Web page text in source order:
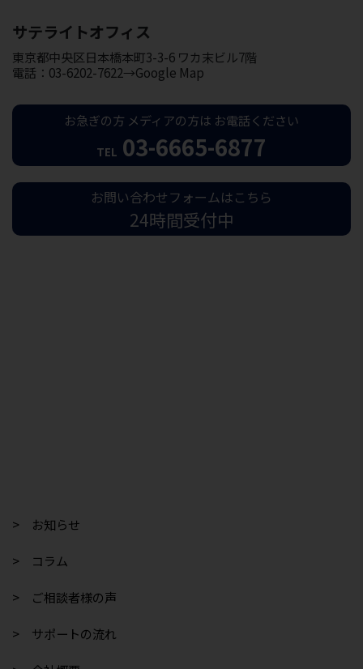
サテライトオフィス
東京都中央区日本橋本町3-3-6 ワカ末ビル7階
電話：03-6202-7622→Google Map
お急ぎの方 メディアの方は お電話ください
TEL 03-6665-6877
お問い合わせフォームはこちら
24時間受付中
> お知らせ
> コラム
> ご相談者様の声
> サポートの流れ